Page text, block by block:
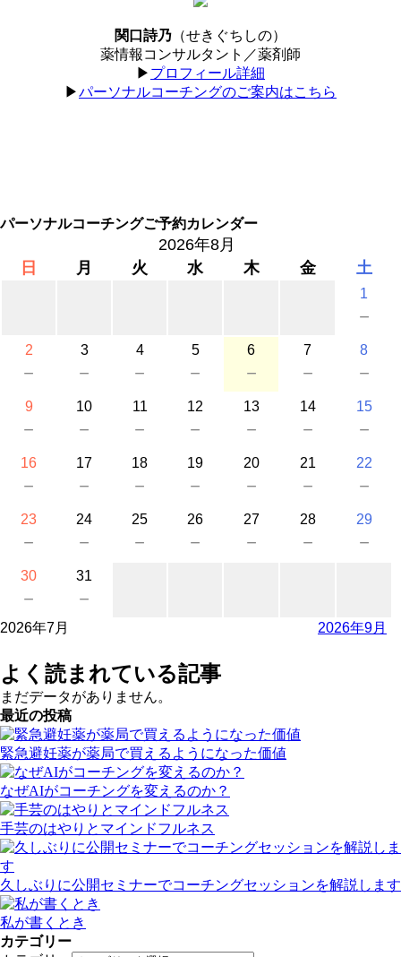
関口詩乃 （せきぐちしの）
薬情報コンサルタント／薬剤師
▶︎ プロフィール詳細
▶︎パーソナルコーチングのご案内はこちら
パーソナルコーチングご予約カレンダー
2026年8月
日
月 火 水 木 金 土
1
－
2
－
3
－
4
－
5
－
6
－
7
－
8
－
9
－
10
－
11
－
12
－
13
－
14
－
15
－
16
－
17
－
18
－
19
－
20
－
21
－
22
－
23
－
24
－
25
－
26
－
27
－
28
－
29
－
30
－
31
－
2026年7月 2026年9月
よく読まれている記事
まだデータがありません。
最近の投稿
緊急避妊薬が薬局で買えるようになった価値
なぜAIがコーチングを変えるのか？
手芸のはやりとマインドフルネス
久しぶりに公開セミナーでコーチングセッションを解説します
私が書くとき
カテゴリー